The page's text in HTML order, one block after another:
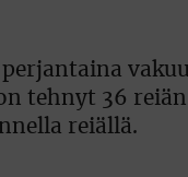
tehnyt 36
reiällä.